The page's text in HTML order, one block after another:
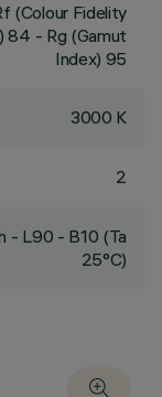
(Colour Fidelity
84 - Rg (Gamut
Index) 95
3000 K
2
- L90 - B10 (Ta
25°C)